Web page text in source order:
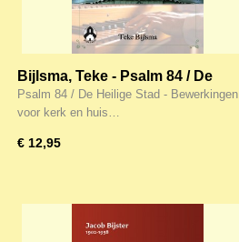
Bijlsma, Teke - Psalm 84 / De
Heilige Stad - Bewerkingen voor
kerk en huis deel 23 - NOTEN
Psalm 84 / De Heilige Stad - Bewerkingen
voor kerk en huis…
€ 12,95